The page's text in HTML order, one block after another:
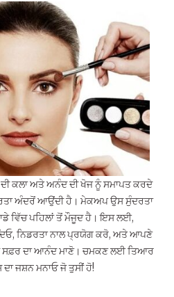
ਕਲਾ ਅਤੇ ਅਨੰਦ ਦੀ ਖੋਜ ਨੂੰ ਸਮਾਪਤ ਕਰਦੇ
ਅੰਦਰੋਂ ਆਉਂਦੀ ਹੈ। ਮੇਕਅਪ ਉਸ ਸੁੰਦਰਤਾ
ਵਿੱਚ ਪਹਿਲਾਂ ਤੋਂ ਮੌਜੂਦ ਹੈ। ਇਸ ਲਈ,
ਨਿਡਰਤਾ ਨਾਲ ਪ੍ਰਯੋਗ ਕਰੋ, ਅਤੇ ਆਪਣੇ
ਸਫ਼ਰ ਦਾ ਆਨੰਦ ਮਾਣੋ। ਚਮਕਣ ਲਈ ਤਿਆਰ
ਜਸ਼ਨ ਮਨਾਓ ਜੋ ਤੁਸੀਂ ਹੋ!